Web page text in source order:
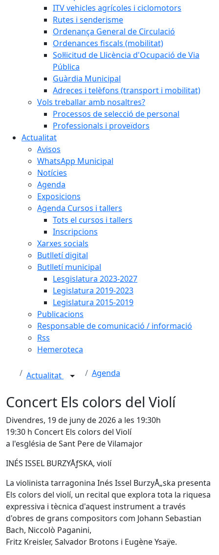
ITV vehicles agrícoles i ciclomotors
Rutes i senderisme
Ordenança General de Circulació
Ordenances fiscals (mobilitat)
Sol·licitud de Llicència d'Ocupació de Via
Pública
Guàrdia Municipal
Adreces i telèfons (transport i mobilitat)
Vols treballar amb nosaltres?
Processos de selecció de personal
Professionals i proveïdors
Actualitat
Avisos
WhatsApp Municipal
Notícies
Agenda
Exposicions
Agenda Cursos i tallers
Tots el cursos i tallers
Inscripcions
Xarxes socials
Butlletí digital
Butlletí municipal
Lesgislatura 2023-2027
Legislatura 2019-2023
Legislatura 2015-2019
Publicacions
Responsable de comunicació / informació
Rss
Hemeroteca
Actualitat Agenda
Concert Els colors del Violí
Divendres, 19 de juny de 2026 a les 19:30h
19:30 h Concert Els colors del Violí
a l'església de Sant Pere de Vilamajor
INÉS ISSEL BURZYÅƒSKA, violí
La violinista tarragonina Inés Issel BurzyÅ„ska presenta
Els colors del violí, un recital que explora tota la riquesa
expressiva i tècnica d'aquest instrument a través
d'obres de grans compositors com Johann Sebastian
Bach, Niccolò Paganini,
Fritz Kreisler, Salvador Brotons i Eugène Ysaÿe.